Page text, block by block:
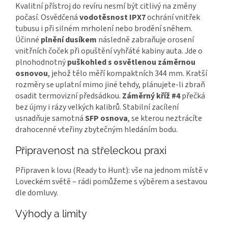
Kvalitní přístroj do revíru nesmí být citlivý na změny
počasí. Osvědčenávodotěsnost IPX7ochrání vnitřek
tubusu i při silném mrholení nebo brodění sněhem.
Účinné plnění dusíkem následně zabraňuje orosení
vnitřních čoček při opuštění vyhřáté kabiny auta. Jde o
plnohodnotnýpuškohled s osvětlenou záměrnou
osnovou, jehož tělo měří kompaktních 344 mm. Kratší
rozměry se uplatní mimo jiné tehdy, plánujete-li zbraň
osadit termovizní předsádkou. Záměrný kříž #4přečká
bez újmy i rázy velkých kalibrů. Stabilní zacílení
usnadňuje samotnáSFP osnova, se kterou neztrácíte
drahocenné vteřiny zbytečným hledáním bodu.
Připravenost na střeleckou praxi
Připraven k lovu (Ready to Hunt): vše na jednom místě v
Loveckém světě – rádi pomůžeme s výběrem a sestavou
dle domluvy.
Výhody a limity